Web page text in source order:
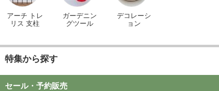
アーチ トレ
リス 支柱
ガーデニン
グツール
デコレーシ
ョン
特集から探す
セール・予約販売